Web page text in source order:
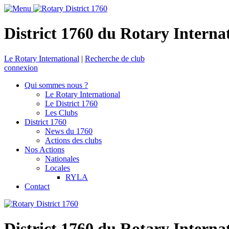
District 1760 du Rotary
Le Rotary International | Recherche de club
connexion
Qui sommes nous ?
Le Rotary International
Le District 1760
Les Clubs
District 1760
News du 1760
Actions des clubs
Nos Actions
Nationales
Locales
RYLA
Contact